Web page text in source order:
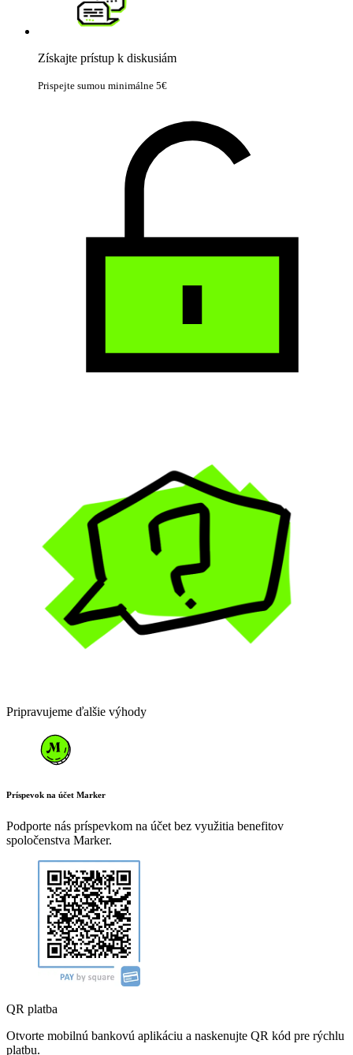
Získajte prístup k diskusiám
Prispejte sumou minimálne 5€
Pripravujeme ďalšie výhody
Príspevok na účet Marker
Podporte nás príspevkom na účet bez využitia benefitov
spoločenstva Marker.
QR platba
Otvorte mobilnú bankovú aplikáciu a naskenujte QR kód pre rýchlu
platbu.